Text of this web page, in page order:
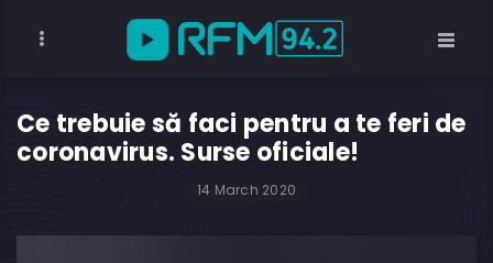
Ce trebuie să faci pentru a te feri de
coronavirus. Surse oficiale!
14 March 2020